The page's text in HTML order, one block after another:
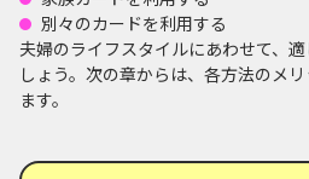
別々のカードを利用する
夫婦のライフスタイルにあわせて、
しょう。次の章からは、各方法のメ
ます。